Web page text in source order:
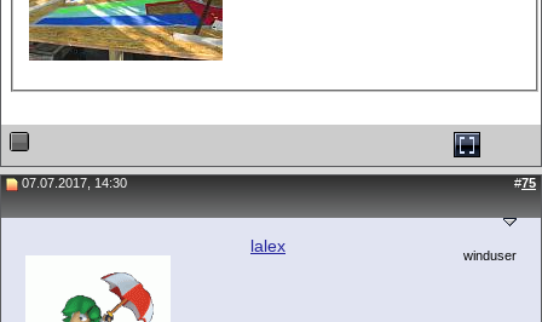
07.07.2017, 14:30 #75
lalex winduser